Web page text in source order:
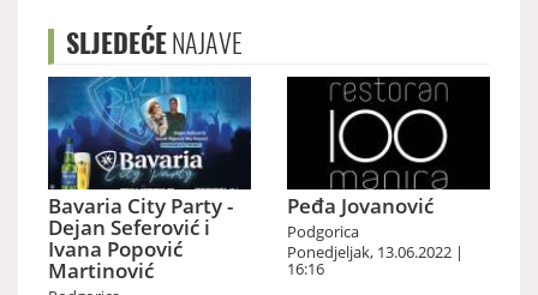
SLJEDEĆENAJAVE
Bavaria City Party -
Dejan Seferović i
Ivana Popović
Martinović
Peđa Jovanović
Podgorica
Ponedjeljak, 13.06.2022 |
16:16